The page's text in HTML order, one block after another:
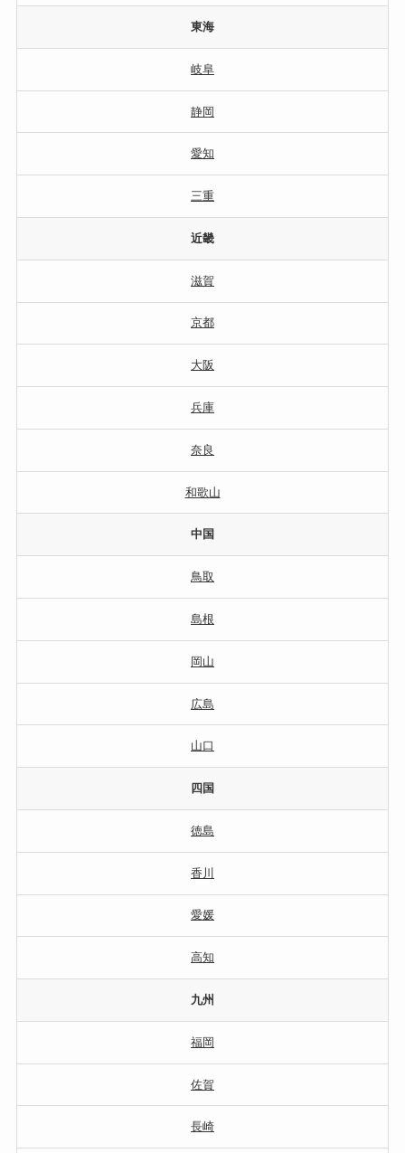
東海
岐阜
静岡
愛知
三重
近畿
滋賀
京都
大阪
兵庫
奈良
和歌山
中国
鳥取
島根
岡山
広島
山口
四国
徳島
香川
愛媛
高知
九州
福岡
佐賀
長崎